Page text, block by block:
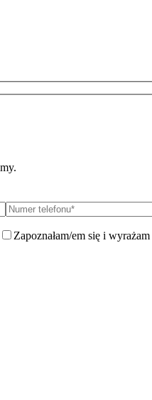
Zapoznałam/em się i wyrażam